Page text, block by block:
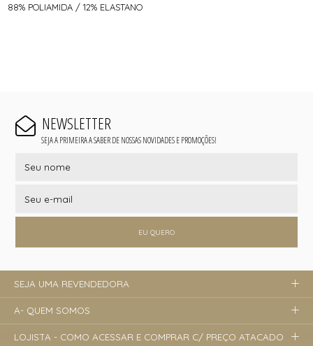
88% POLIAMIDA / 12% ELASTANO
NEWSLETTER
SEJA A PRIMEIRA A SABER DE NOSSAS NOVIDADES E PROMOÇÕES!
EU QUERO
SEJA UMA REVENDEDORA
A- QUEM SOMOS
LOJISTA - COMO ACESSAR E COMPRAR C/ PREÇO ATACADO